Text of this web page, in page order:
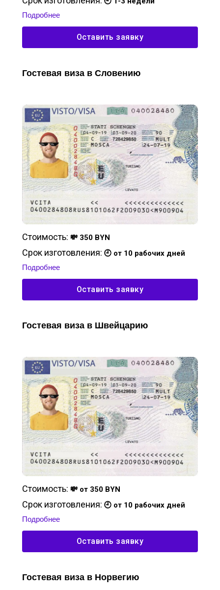
Подробнее
Оставить заявку
Гостевая виза в Словению
Стоимость: 💸 350 BYN
Срок изготовления: 🕘 от 10 рабочих дней
Подробнее
Оставить заявку
Гостевая виза в Швейцарию
Стоимость: 💸 от 350 BYN
Срок изготовления: 🕘 от 10 рабочих дней
Подробнее
Оставить заявку
Гостевая виза в Норвегию